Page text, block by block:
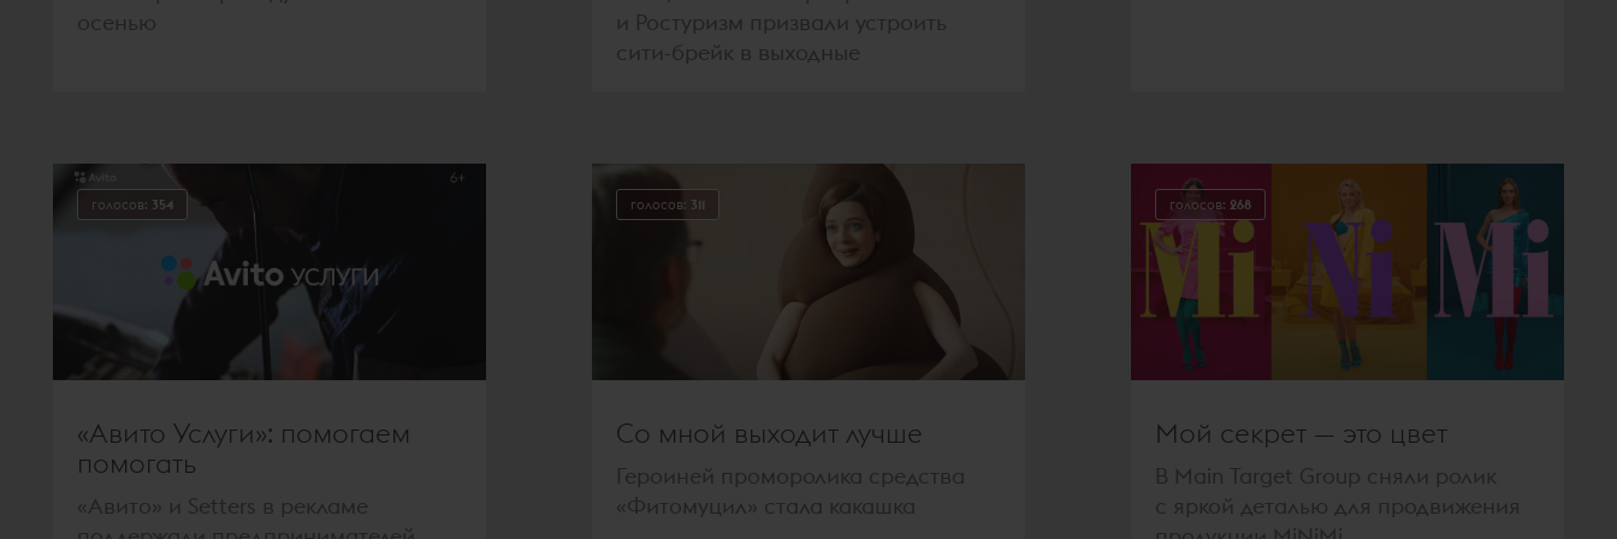
осенью
и Ростуризм призвали устроить
сити-брейк в выходные
голосов: 354
«Авито Услуги»: помогаем
помогать
«Авито» и Setters в рекламе
голосов: 311
Со мной выходит лучше
Героиней проморолика средства
«Фитомуцил» стала какашка
голосов: 268
Мой секрет — это цвет
В Main Target Group сняли ролик
с яркой деталью для продвижения